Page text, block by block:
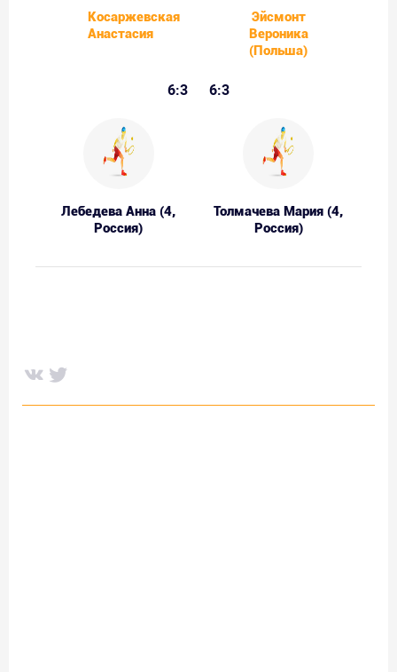
Косаржевская
Анастасия
Эйсмонт
Вероника
(Польша)
6:3 6:3
Лебедева Анна (4,
Россия)
Толмачева Мария (4,
Россия)